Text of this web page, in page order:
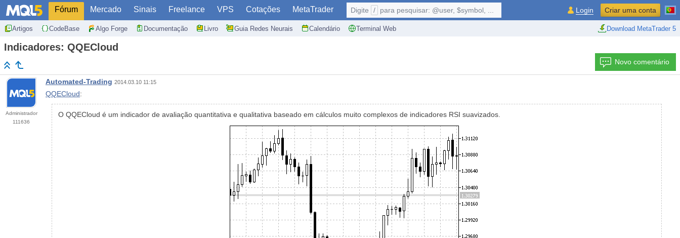
Fórum Mercado Sinais Freelance VPS Cotações MetaTrader
Artigos CodeBase Algo Forge Documentação Livro Guia Redes Neurais Calendário Terminal Web Download MetaTrader 5
Digite / para pesquisar: @user, $symbol, ... Login Criar uma conta
Indicadores: QQECloud
Novo comentário
Administrador
111636
Automated-Trading 2014.03.10 11:15
QQECloud:
O QQECloud é um indicador de avaliação quantitativa e qualitativa baseado em cálculos muito complexos de indicadores RSI suavizados.